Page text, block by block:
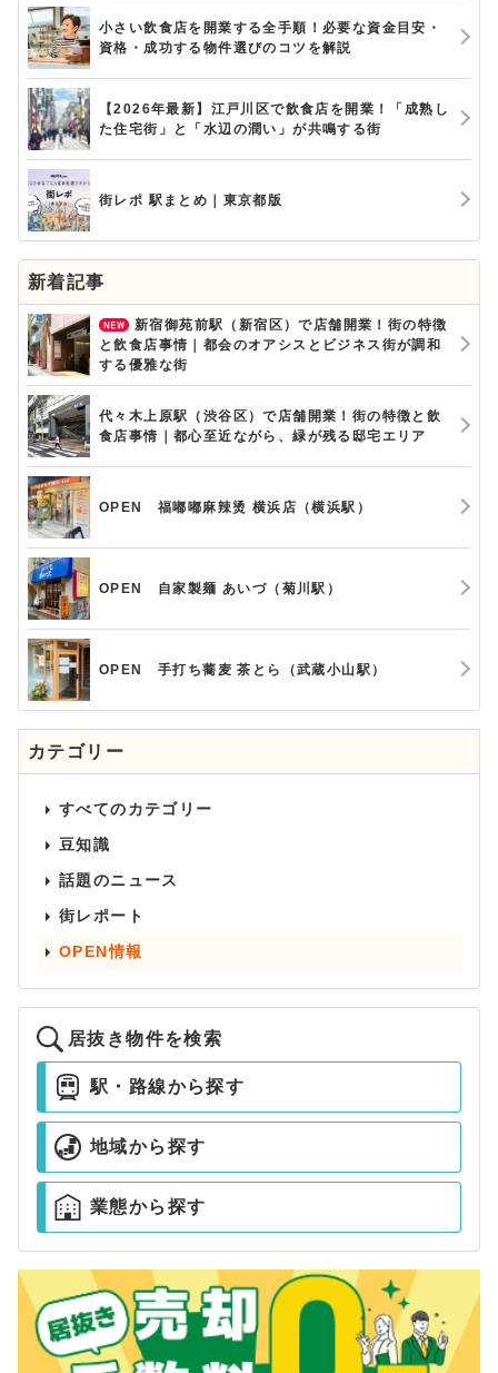
小さい飲食店を開業する全手順！必要な資金目安・
資格・成功する物件選びのコツを解説
【2026年最新】江戸川区で飲食店を開業！「成熟し
た住宅街」と「水辺の潤い」が共鳴する街
街レポ 駅まとめ｜東京都版
新着記事
新宿御苑前駅（新宿区）で店舗開業！街の特徴
と飲食店事情｜都会のオアシスとビジネス街が調和
する優雅な街
代々木上原駅（渋谷区）で店舗開業！街の特徴と飲
食店事情｜都心至近ながら、緑が残る邸宅エリア
OPEN 福嘟嘟麻辣烫 横浜店（横浜駅）
OPEN 自家製麺 あいづ（菊川駅）
OPEN 手打ち蕎麦 茶とら（武蔵小山駅）
カテゴリー
すべてのカテゴリー
豆知識
話題のニュース
街レポート
OPEN情報
居抜き物件を検索
駅・路線から探す
地域から探す
業態から探す